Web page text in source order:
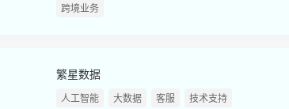
跨境业务
繁星数据
人工智能 大数据 客服 技术支持